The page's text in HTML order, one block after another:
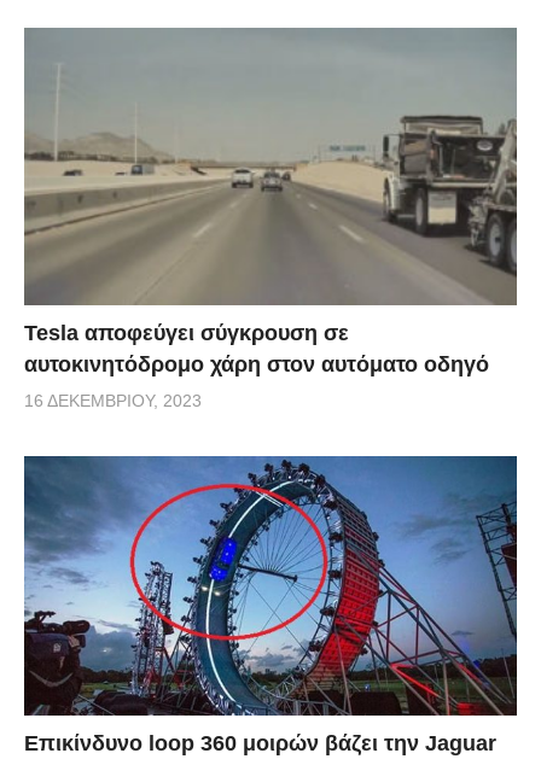
Tesla αποφεύγει σύγκρουση σε
αυτοκινητόδρομο χάρη στον αυτόματο οδηγό
16 ΔΕΚΕΜΒΡΊΟΥ, 2023
Επικίνδυνο loop 360 μοιρών βάζει την Jaguar